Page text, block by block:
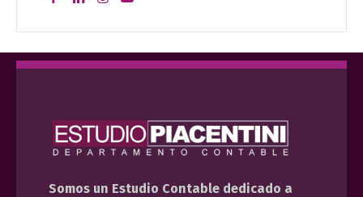
Somos un Estudio Contable dedicado a